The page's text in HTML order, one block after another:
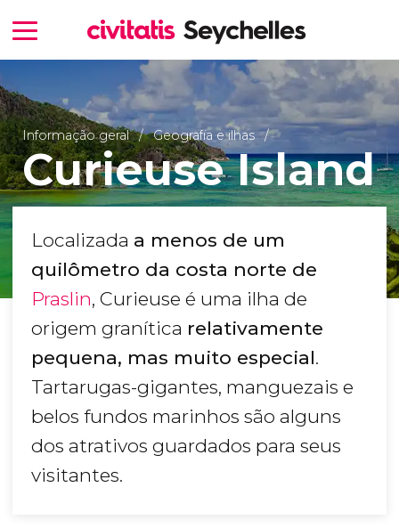
Informação geral Geografia e ilhas
Curieuse Island
Localizada a menos de um
quilômetro da costa norte de
Praslin, Curieuse é uma ilha de
origem granítica relativamente
pequena, mas muito especial.
Tartarugas-gigantes, manguezais e
belos fundos marinhos são alguns
dos atrativos guardados para seus
visitantes.